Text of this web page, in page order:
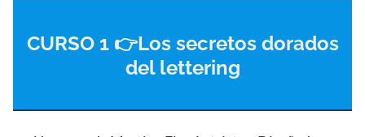
CURSO 1 👉Los secretos dorados
del lettering